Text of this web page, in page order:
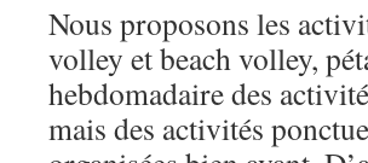
Nous proposons les
volley et beach volley,
hebdomadaire des
mais des activités